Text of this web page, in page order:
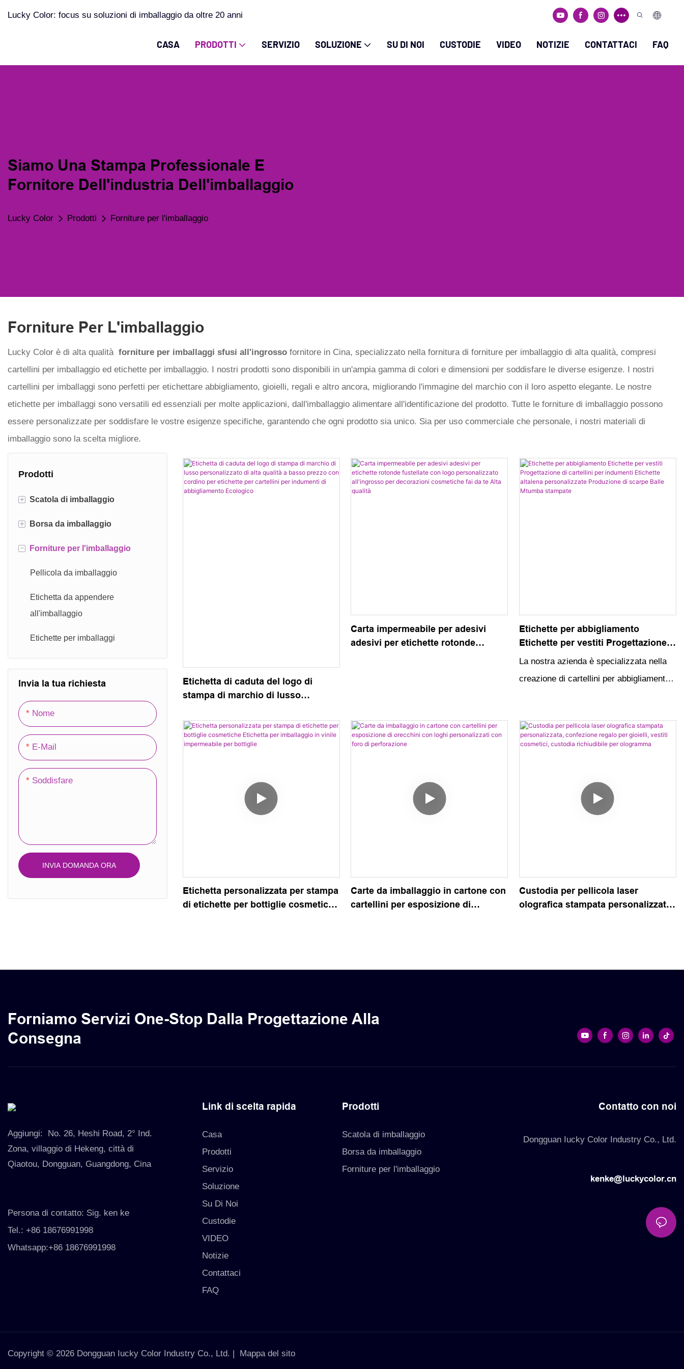
Lucky Color: focus su soluzioni di imballaggio da oltre 20 anni
CASA PRODOTTI SERVIZIO SOLUZIONE SU DI NOI CUSTODIE VIDEO NOTIZIE CONTATTACI FAQ
Siamo Una Stampa Professionale E
Fornitore Dell'industria Dell'imballaggio
Lucky Color Prodotti Forniture per l'imballaggio
Forniture Per L'imballaggio
Lucky Color è di alta qualità forniture per imballaggi sfusi all'ingrosso fornitore in Cina, specializzato nella fornitura di forniture per imballaggio di alta qualità, compresi
cartellini per imballaggio ed etichette per imballaggio. I nostri prodotti sono disponibili in un'ampia gamma di colori e dimensioni per soddisfare le diverse esigenze. I nostri
cartellini per imballaggi sono perfetti per etichettare abbigliamento, gioielli, regali e altro ancora, migliorando l'immagine del marchio con il loro aspetto elegante. Le nostre
etichette per imballaggi sono versatili ed essenziali per molte applicazioni, dall'imballaggio alimentare all'identificazione del prodotto. Tutte le forniture di imballaggio possono
essere personalizzate per soddisfare le vostre esigenze specifiche, garantendo che ogni prodotto sia unico. Sia per uso commerciale che personale, i nostri materiali di
imballaggio sono la scelta migliore.
Prodotti
+ Scatola di imballaggio
Scatola di spedizione
Scatola del cilindro
Scatola di carte
Scatola magnetica
Confezione regalo
Scatola di legno
Scatola portaoggetti per ufficio
+ Borsa da imballaggio
Busta di carta
Borsa in cotone
Borsa in tessuto non tessuto
- Forniture per l'imballaggio
Pellicola da imballaggio
Etichetta da appendere
all'imballaggio
Etichette per imballaggi
Invia la tua richiesta
Nome
E-Mail
Soddisfare
INVIA DOMANDA ORA
Etichetta di caduta del logo di
stampa di marchio di lusso
basso prezzo con cordino per
etichette per cartellini per
indumenti di abbigliamento
Carta impermeabile per adesivi
adesivi per etichette rotonde
Etichette per abbigliamento
Etichette per vestiti Progettazione
di cartellini per indumenti Etichette
di scarpe Balle Mtumba stampate
La nostra azienda è specializzata nella
creazione di cartellini per abbigliamento
vestiti e scarpe. Offriamo anche balle
mtumba stampate per scarpe,
personalizzate per i nostri clienti
Etichetta personalizzata per stampa
di etichette per bottiglie cosmetiche
Carte da imballaggio in cartone con
cartellini per esposizione di
Custodia per pellicola laser
olografica stampata personalizzata,
Forniamo Servizi One-Stop Dalla Progettazione Alla
Consegna
Aggiungi:
No. 26, Heshi Road, 2° Ind.
Zona, villaggio di Hekeng, città di
Qiaotou, Dongguan, Guangdong, Cina
Persona di contatto: Sig. ken ke
Tel.: +86 18676991998
Whatsapp:+86 18676991998
Link di scelta rapida
Casa
Prodotti
Servizio
Soluzione
Su Di Noi
Custodie
VIDEO
Notizie
Contattaci
FAQ
Prodotti
Scatola di imballaggio
Borsa da imballaggio
Forniture per l'imballaggio
Contatto con noi
Dongguan Iucky Color Industry Co., Ltd.
kenke@luckycolor.cn
Copyright © 2026 Dongguan Iucky Color Industry Co., Ltd. | Mappa del sito